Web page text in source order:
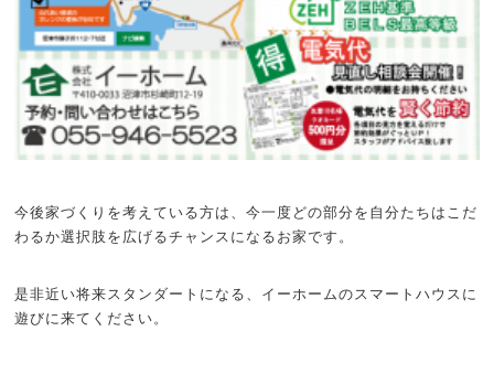
今後家づくりを考えている方は、今一度どの部分を自分たちはこだ
わるか選択肢を広げるチャンスになるお家です。
是非近い将来スタンダートになる、イーホームのスマートハウスに
遊びに来てください。